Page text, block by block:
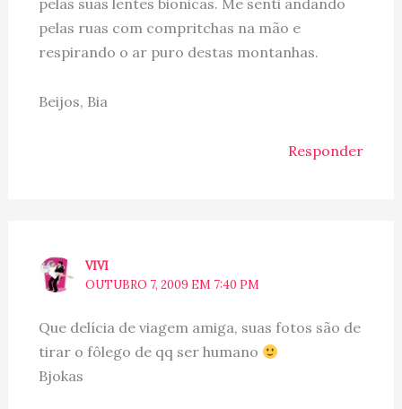
pelas suas lentes bionicas. Me senti andando
pelas ruas com compritchas na mão e
respirando o ar puro destas montanhas.
Beijos, Bia
Responder
VIVI
OUTUBRO 7, 2009 EM 7:40 PM
Que delícia de viagem amiga, suas fotos são de
tirar o fôlego de qq ser humano
Bjokas